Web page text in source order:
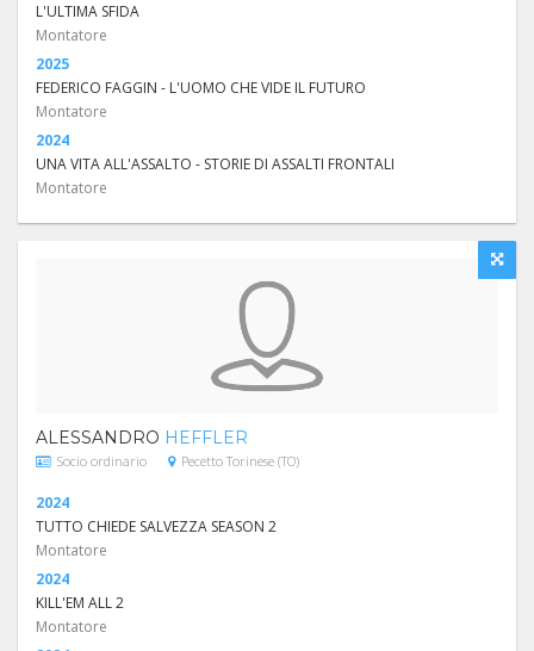
L'ULTIMA SFIDA
Montatore
2025
FEDERICO FAGGIN - L'UOMO CHE VIDE IL FUTURO
Montatore
2024
UNA VITA ALL'ASSALTO - STORIE DI ASSALTI FRONTALI
Montatore
ALESSANDRO HEFFLER
Socio ordinario Pecetto Torinese (TO)
2024
TUTTO CHIEDE SALVEZZA SEASON 2
Montatore
2024
KILL'EM ALL 2
Montatore